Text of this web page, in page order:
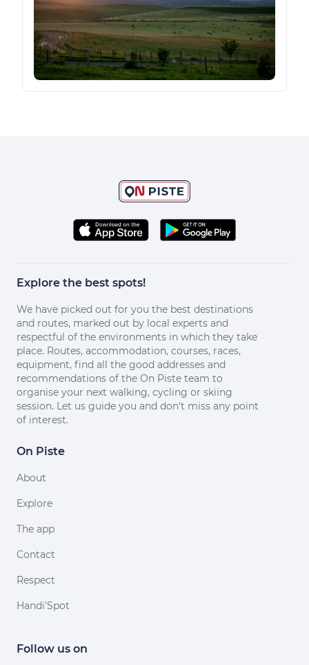
Explore the best spots!
We have picked out for you the best destinations
and routes, marked out by local experts and
respectful of the environments in which they take
place. Routes, accommodation, courses, races,
equipment, find all the good addresses and
recommendations of the On Piste team to
organise your next walking, cycling or skiing
session. Let us guide you and don't miss any point
of interest.
On Piste
About
Explore
The app
Contact
Respect
Handi'Spot
Follow us on